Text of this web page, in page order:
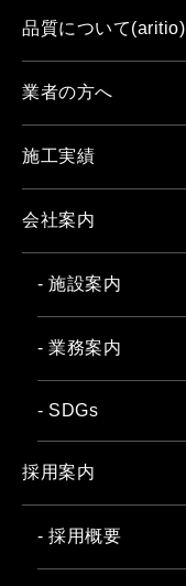
品質について(aritio)
業者の方へ
施工実績
会社案内
- 施設案内
- 業務案内
- SDGs
採用案内
- 採用概要